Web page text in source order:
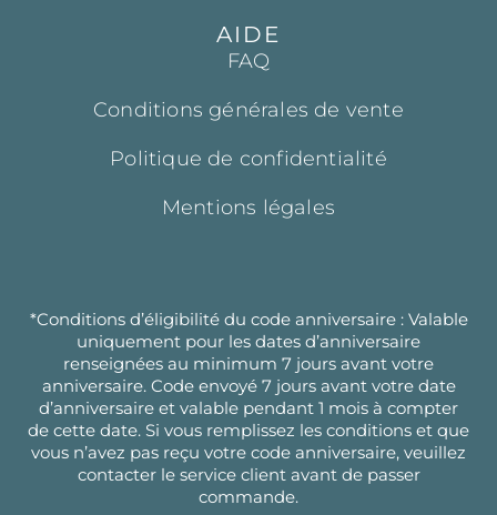
AIDE
FAQ
Conditions générales de vente
Politique de confidentialité
Mentions légales
*Conditions d’éligibilité du code anniversaire : Valable
uniquement pour les dates d’anniversaire
renseignées au minimum 7 jours avant votre
anniversaire. Code envoyé 7 jours avant votre date
d’anniversaire et valable pendant 1 mois à compter
de cette date. Si vous remplissez les conditions et que
vous n’avez pas reçu votre code anniversaire, veuillez
contacter le service client avant de passer
commande.